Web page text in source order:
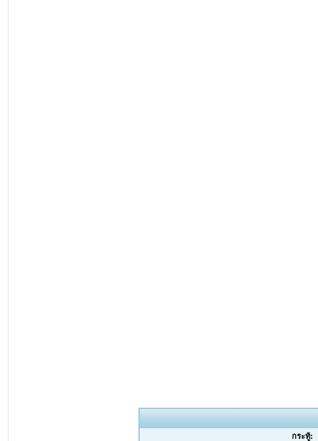
กระทู้: